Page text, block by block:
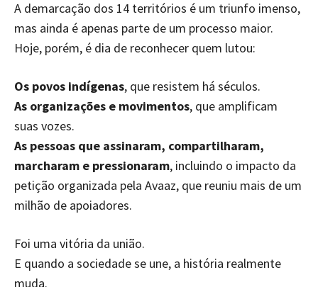
A demarcação dos 14 territórios é um triunfo imenso,
mas ainda é apenas parte de um processo maior.
Hoje, porém, é dia de reconhecer quem lutou:
Os povos indígenas, que resistem há séculos.
As organizações e movimentos, que amplificam
suas vozes.
As pessoas que assinaram, compartilharam,
marcharam e pressionaram, incluindo o impacto da
petição organizada pela Avaaz, que reuniu mais de um
milhão de apoiadores.
Foi uma vitória da união.
E quando a sociedade se une, a história realmente
muda.